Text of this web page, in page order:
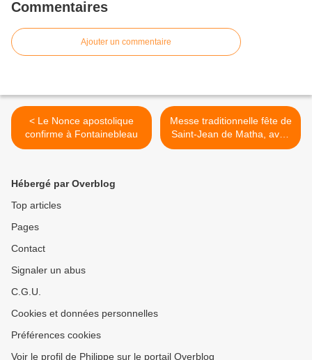
Commentaires
Ajouter un commentaire
< Le Nonce apostolique
confirme à Fontainebleau
Messe traditionnelle fête de
Saint-Jean de Matha, avec
le cardinal Burke >
Hébergé par Overblog
Top articles
Pages
Contact
Signaler un abus
C.G.U.
Cookies et données personnelles
Préférences cookies
Voir le profil de Philippe sur le portail Overblog